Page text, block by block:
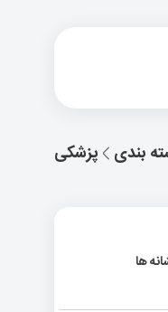
پزشکی بندی
ها